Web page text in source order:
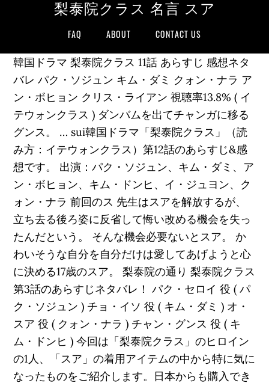
梨泰院クラス 名言 スア
FAQ ABOUT CONTACT US
韓国ドラマ 梨泰院クラス 11話 あらすじ 感想ネタ
バレ パク・ソジュン キム・ダミ クォン・ナラ ア
ン・ボヒョン クリス・ライアン 視聴率13.8% ( イ
テウォンクラス ) ダンバムを出てチャンガに移る
グンス。 … sui韓国ドラマ「梨泰院クラス」（読
み方：イテウォンクラス）第12話のあらすじ&感
想です。 出演：パク・ソジュン、キム・ダミ、ア
ン・ボヒョン、キム・ドンヒ、イ・ジュヨン、ク
ォン・ナラ 前回のス 先生はスアを解放するが、
立ち去る後ろ姿に反省して悔い改める機会を失っ
たんだという。 そんな機会必要ないとスア。 か
わいそうな自分を自分だけは愛してあげようと心
に決める17歳のスア。 梨泰院の通り 梨泰院クラス
第3話のあらすじネタバレ！ パク・セロイ 役 ( パ
ク・ソジュン ) チョ・イソ 役 ( キム・ダミ ) オ・
スア 役 ( クォン・ナラ ) チャン・グンス 役 ( キ
ム・ドンヒ ) 今回は「梨泰院クラス」のヒロイン
の1人、「スア」の着用アイテムの中から特に気に
なったものをご紹介します。日本からも購入でき